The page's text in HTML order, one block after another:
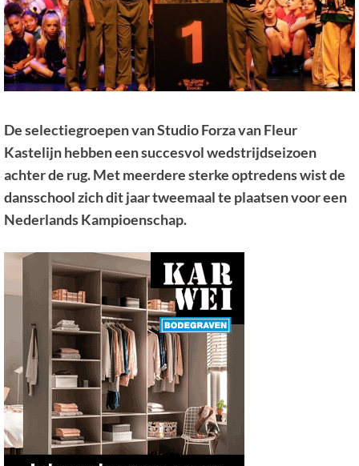
De selectiegroepen van Studio Forza van Fleur
Kastelijn hebben een succesvol wedstrijdseizoen
achter de rug. Met meerdere sterke optredens wist de
dansschool zich dit jaar tweemaal te plaatsen voor een
Nederlands Kampioenschap.